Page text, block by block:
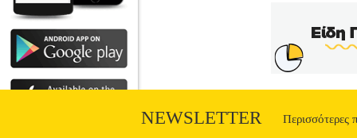
NEWSLETTER